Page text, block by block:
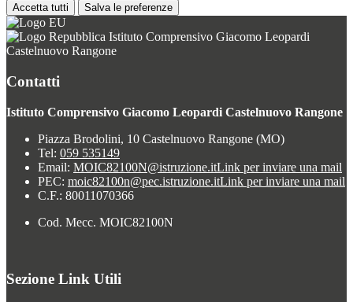
Accetta tutti Salva le preferenze
Istituto Comprensivo Giacomo Leopardi
Castelnuovo Rangone
Contatti
Istituto Comprensivo Giacomo Leopardi Castelnuovo Rangone
Piazza Brodolini, 10 Castelnuovo Rangone (MO)
Tel: 059 535149
Email: MOIC82100N@istruzione.itLink per inviare una mail
PEC: moic82100n@pec.istruzione.itLink per inviare una mail
C.F.: 80011070366
Cod. Mecc. MOIC82100N
Sezione Link Utili